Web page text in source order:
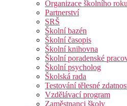
Organizace školního roku
Partnerství
SRŠ
Školní bazén
Školní časopis
Školní knihovna
Školní poradenské
Školní psycholog
Školská rada
Testování tělesné
Vzdělávací program
Zaměstnanci školy